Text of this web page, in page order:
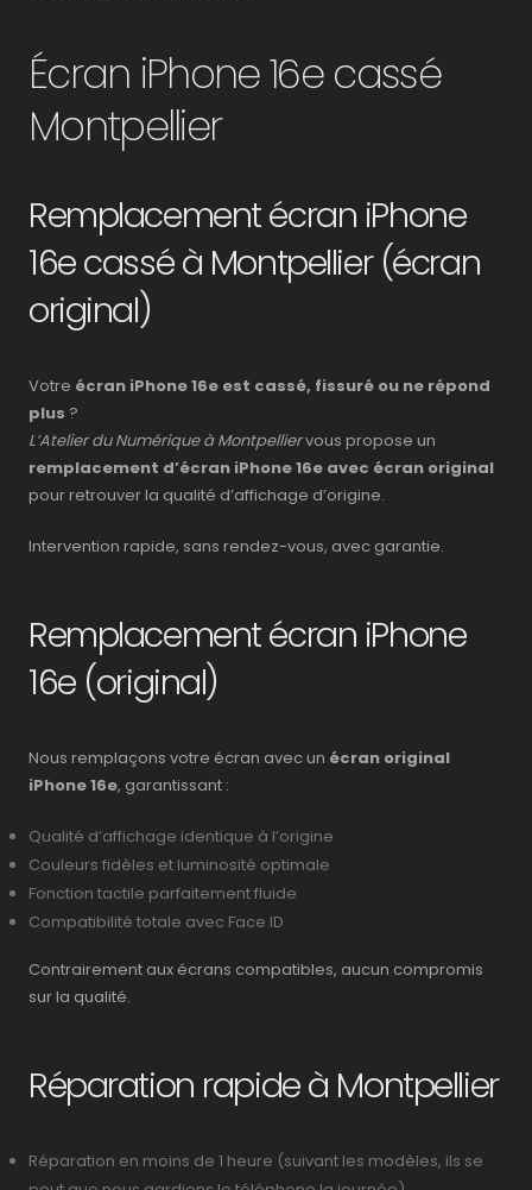
Écran iPhone 16e cassé
Montpellier
Remplacement écran iPhone
16e cassé à Montpellier (écran
original)
Votre écran iPhone 16e est cassé, fissuré ou ne répond
plus ?
L’Atelier du Numérique à Montpelliervous propose un
remplacement d’écran iPhone 16e avec écran original
pour retrouver la qualité d’affichage d’origine.
Intervention rapide, sans rendez-vous, avec garantie.
Remplacement écran iPhone
16e (original)
Nous remplaçons votre écran avec un écran original
iPhone 16e, garantissant :
Qualité d’affichage identique à l’origine
Couleurs fidèles et luminosité optimale
Fonction tactile parfaitement fluide
Compatibilité totale avec Face ID
Contrairement aux écrans compatibles, aucun compromis
sur la qualité.
Réparation rapide à Montpellier
Réparation en moins de 1 heure (suivant les modèles, ils se